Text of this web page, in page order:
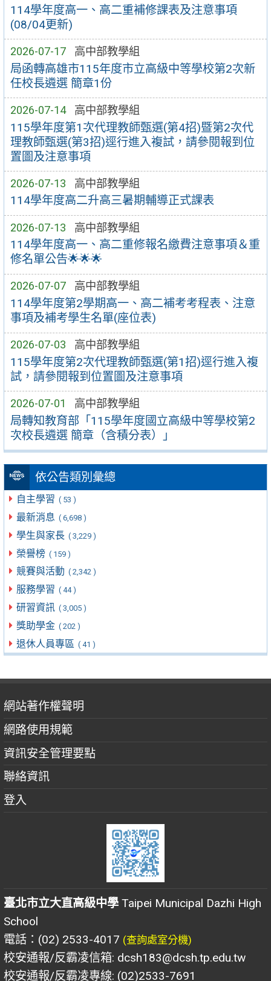
114學年度高一、高二重補修課表及注意事項
(08/04更新)
2026-07-17 高中部教學組
局函轉高雄市115年度市立高級中等學校第2次新
任校長遴選 簡章1份
2026-07-14 高中部教學組
115學年度第1次代理教師甄選(第4招)暨第2次代
理教師甄選(第3招)逕行進入複試，請參閱報到位
置圖及注意事項
2026-07-13 高中部教學組
114學年度高二升高三暑期輔導正式課表
2026-07-13 高中部教學組
114學年度高一、高二重修報名繳費注意事項＆重
修名單公告🌟🌟🌟
2026-07-07 高中部教學組
114學年度第2學期高一、高二補考考程表、注意
事項及補考學生名單(座位表)
2026-07-03 高中部教學組
115學年度第2次代理教師甄選(第1招)逕行進入複
試，請參閱報到位置圖及注意事項
2026-07-01 高中部教學組
局轉知教育部「115學年度國立高級中等學校第2
次校長遴選 簡章（含積分表）」
依公告類別彙總
自主學習 ( 53 )
最新消息 ( 6,698 )
學生與家長 ( 3,229 )
榮譽榜 ( 159 )
競賽與活動 ( 2,342 )
服務學習 ( 44 )
研習資訊 ( 3,005 )
獎助學金 ( 202 )
退休人員專區 ( 41 )
網站著作權聲明
網路使用規範
資訊安全管理要點
聯絡資訊
登入
臺北市立大直高級中學 Taipei Municipal Dazhi High
School
電話：(02) 2533-4017 (查詢處室分機)
校安通報/反霸凌信箱: dcsh183@dcsh.tp.edu.tw
校安通報/反霸凌專線: (02)2533-7691